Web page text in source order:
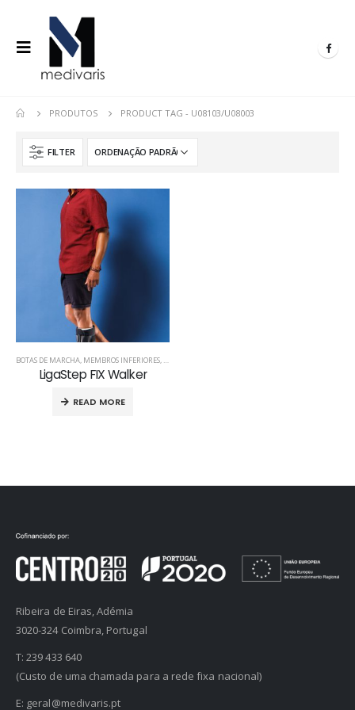
PRODUTOS PRODUCT TAG - U08103/U08003
FILTER
BOTAS DE MARCHA, MEMBROS INFERIORES, PRODUTOS ORTOPÉDICOS
LigaStep FIX Walker
READ MORE
Ribeira de Eiras, Adémia
3020-324 Coimbra, Portugal
T:239 433 640
(Custo de uma chamada para a rede fixa nacional)
E: geral@medivaris.pt